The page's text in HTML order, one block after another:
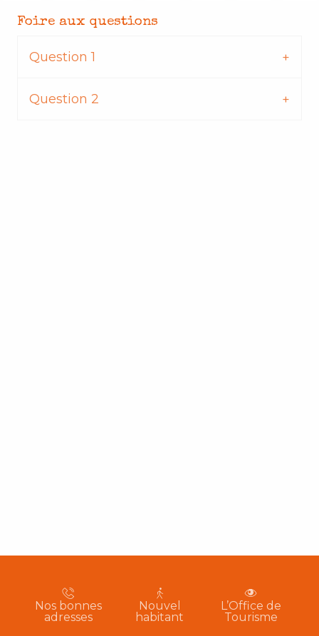
Foire aux questions
Question 1
Question 2
Nos bonnes
adresses
Nouvel
habitant
L’Office de
Tourisme